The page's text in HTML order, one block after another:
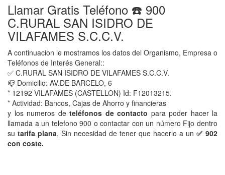
Llamar Gratis Teléfono ☎️ 900
C.RURAL SAN ISIDRO DE
VILAFAMES S.C.C.V.
A continuacion le mostramos los datos del Organismo, Empresa o
Teléfonos de Interés General::
✅ C.RURAL SAN ISIDRO DE VILAFAMES S.C.C.V.
📪 Domicilio: AV.DE BARCELO, 6
* 12192 VILAFAMES (CASTELLON) Id: F12013215.
* Actividad: Bancos, Cajas de Ahorro y financieras
y los numeros de teléfonos de contacto para poder hacer la
llamada a un telefono 900 o contactar con un número Fijo dentro
su tarifa plana, Sin necesidad de tener que hacerlo a un ✅ 902
con coste.